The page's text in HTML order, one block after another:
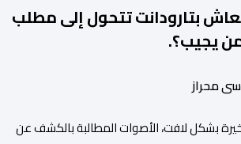
بتارودانت تتحول إلى مطلب
يجيب؟.
محراز
بشكل لافت، الأصوات المطالبة بالكشف عن